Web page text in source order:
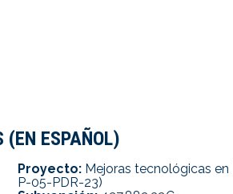
(EN ESPAÑOL)
Proyecto: Mejoras tecnológicas en
P-05-PDR-23)